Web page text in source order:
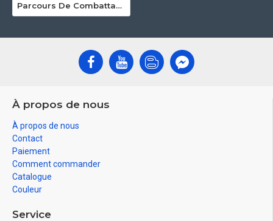
Parcours De Combattant Gonflable De Jungle
À propos de nous
À propos de nous
Contact
Paiement
Comment commander
Catalogue
Couleur
Service